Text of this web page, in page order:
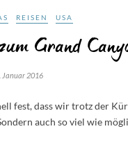
REISEN USA
Grand
Januar 2016
fest, dass wir trotz der
auch so viel wie